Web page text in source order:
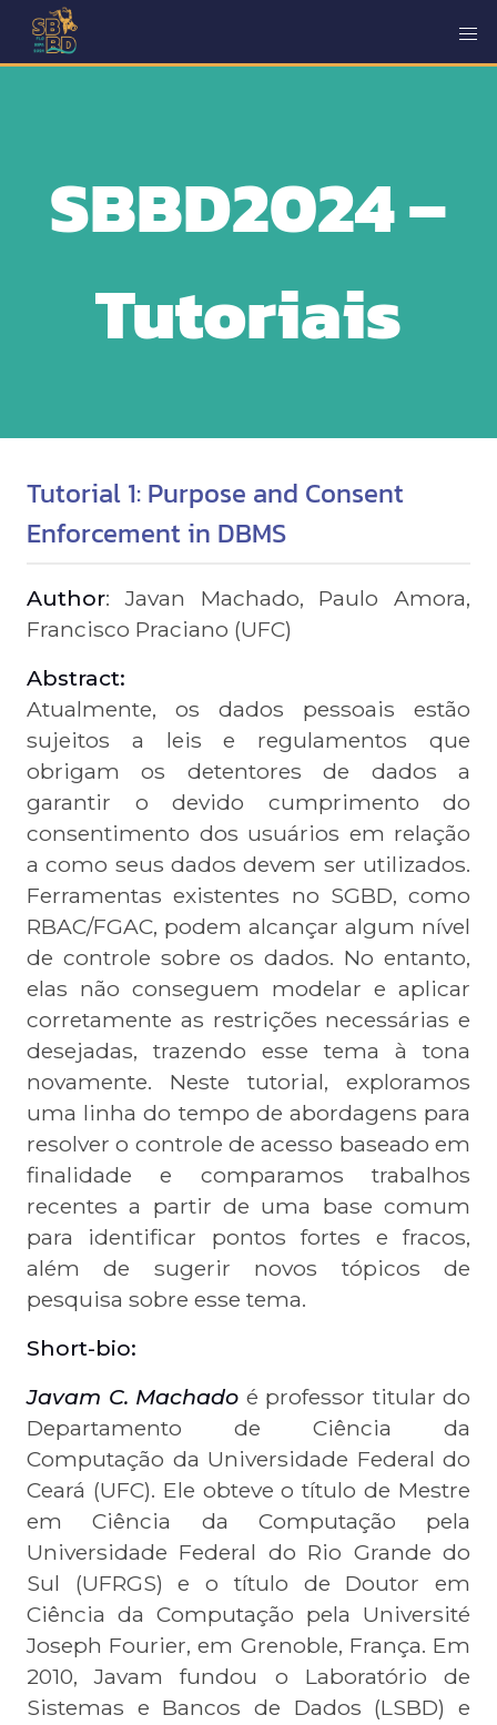
SBBD2024 –
Tutoriais
Tutorial 1: Purpose and Consent
Enforcement in DBMS
Author: Javan Machado, Paulo Amora,
Francisco Praciano (UFC)
Abstract:
Atualmente, os dados pessoais estão
sujeitos a leis e regulamentos que
obrigam os detentores de dados a
garantir o devido cumprimento do
consentimento dos usuários em relação
a como seus dados devem ser utilizados.
Ferramentas existentes no SGBD, como
RBAC/FGAC, podem alcançar algum nível
de controle sobre os dados. No entanto,
elas não conseguem modelar e aplicar
corretamente as restrições necessárias e
desejadas, trazendo esse tema à tona
novamente. Neste tutorial, exploramos
uma linha do tempo de abordagens para
resolver o controle de acesso baseado em
finalidade e comparamos trabalhos
recentes a partir de uma base comum
para identificar pontos fortes e fracos,
além de sugerir novos tópicos de
pesquisa sobre esse tema.
Short-bio:
Javam C. Machado é professor titular do
Departamento de Ciência da
Computação da Universidade Federal do
Ceará (UFC). Ele obteve o título de Mestre
em Ciência da Computação pela
Universidade Federal do Rio Grande do
Sul (UFRGS) e o título de Doutor em
Ciência da Computação pela Université
Joseph Fourier, em Grenoble, França. Em
2010, Javam fundou o Laboratório de
Sistemas e Bancos de Dados (LSBD) e